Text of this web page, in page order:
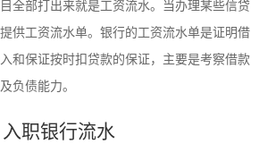
全部打出来就是工资流水。当办理某些信贷
供工资流水单。银行的工资流水单是证明借
和保证按时扣贷款的保证，主要是考察借款
负债能力。
入职银行流水